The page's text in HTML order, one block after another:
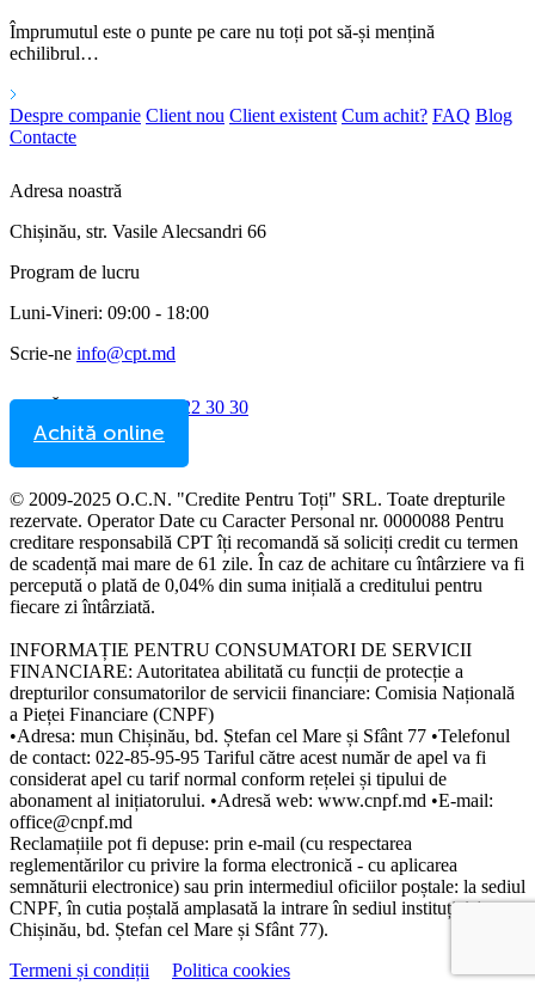
Împrumutul este o punte pe care nu toți pot să-și mențină
echilibrul…
Despre companie Client nou Client existent Cum achit? FAQ Blog
Contacte
Adresa noastră
Chișinău, str. Vasile Alecsandri 66
Program de lucru
Luni-Vineri: 09:00 - 18:00
Scrie-ne info@cpt.md
SUNĂ ACUM! (022) 22 30 30
Achită online
© 2009-2025 O.C.N. "Credite Pentru Toți" SRL. Toate drepturile
rezervate. Operator Date cu Caracter Personal nr. 0000088 Pentru
creditare responsabilă CPT îți recomandă să soliciți credit cu termen
de scadență mai mare de 61 zile. În caz de achitare cu întârziere va fi
percepută o plată de 0,04% din suma inițială a creditului pentru
fiecare zi întârziată.
INFORMAȚIE PENTRU CONSUMATORI DE SERVICII
FINANCIARE: Autoritatea abilitată cu funcții de protecție a
drepturilor consumatorilor de servicii financiare: Comisia Națională
a Pieței Financiare (CNPF)
•Adresa: mun Chișinău, bd. Ștefan cel Mare și Sfânt 77 •Telefonul
de contact: 022-85-95-95 Tariful către acest număr de apel va fi
considerat apel cu tarif normal conform rețelei și tipului de
abonament al inițiatorului. •Adresă web: www.cnpf.md •E-mail:
office@cnpf.md
Reclamațiile pot fi depuse: prin e-mail (cu respectarea
reglementărilor cu privire la forma electronică - cu aplicarea
semnăturii electronice) sau prin intermediul oficiilor poștale: la sediul
CNPF, în cutia poștală amplasată la intrare în sediul instituției (mun.
Chișinău, bd. Ștefan cel Mare și Sfânt 77).
Termeni și condiții
Politica cookies